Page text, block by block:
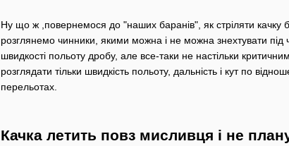
Ну що ж ,повернемося до "наших баранів", як стріляти качку
розглянемо чинники, якими можна і не можна знехтувати під
швидкості польоту дробу, але все-таки не настільки
розглядати тільки швидкість польоту, дальність і кут по
перельотах.
Качка летить повз мисливця і не